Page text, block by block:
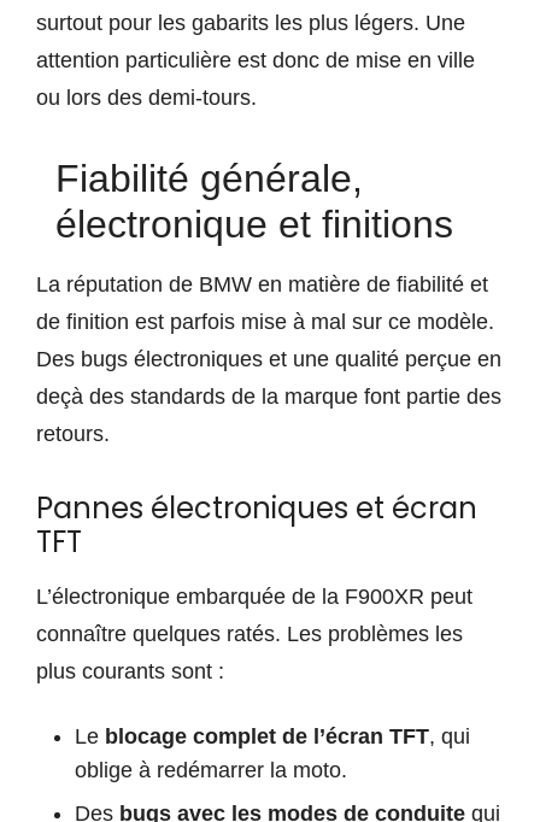
surtout pour les gabarits les plus légers. Une
attention particulière est donc de mise en ville
ou lors des demi-tours.
Fiabilité générale,
électronique et finitions
La réputation de BMW en matière de fiabilité et
de finition est parfois mise à mal sur ce modèle.
Des bugs électroniques et une qualité perçue en
deçà des standards de la marque font partie des
retours.
Pannes électroniques et écran
TFT
L’électronique embarquée de la F900XR peut
connaître quelques ratés. Les problèmes les
plus courants sont :
Le blocage complet de l’écran TFT, qui
oblige à redémarrer la moto.
Des bugs avec les modes de conduite qui